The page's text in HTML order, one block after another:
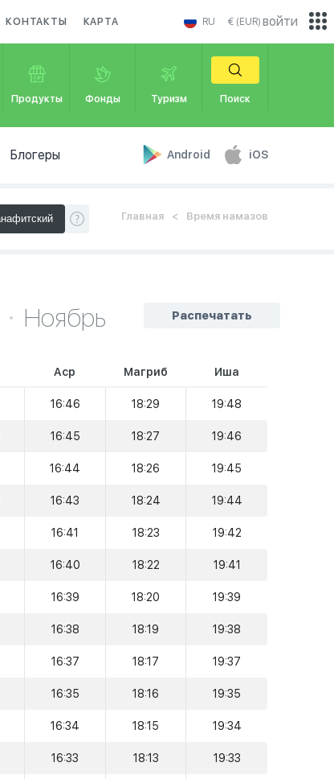
КОНТАКТЫ КАРТА RU € (EUR)
Продукты Фонды Туризм Поиск
Блогеры Android iOS
войти
Главная Время намазов
Распечатать
Ноябрь
Аср Магриб Иша
16:46 18:29 19:48
16:45 18:27 19:46
16:44 18:26 19:45
16:43 18:24 19:44
16:41 18:23 19:42
16:40 18:22 19:41
16:39 18:20 19:39
16:38 18:19 19:38
16:37 18:17 19:37
16:35 18:16 19:35
16:34 18:15 19:34
16:33 18:13 19:33